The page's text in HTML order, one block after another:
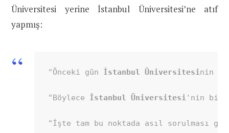
Üniversitesi yerine İstanbul Üniversitesi’ne atıf
yapmış:
"Önceki gün İstanbul Üniversitesi nin
"Böylece İstanbul Üniversitesi 'nin
"İşte tam bu noktada asıl sorulması